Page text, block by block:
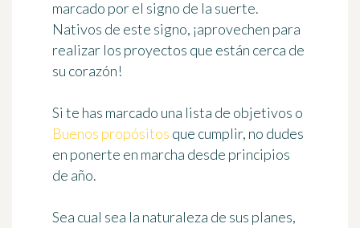
marcado por el signo de la suerte.
Nativos de este signo, ¡aprovechen para
realizar los proyectos que están cerca de
su corazón!
Si te has marcado una lista de objetivos o
Buenos propósitos que cumplir, no dudes
en ponerte en marcha desde principios
de año.
Sea cual sea la naturaleza de sus planes,